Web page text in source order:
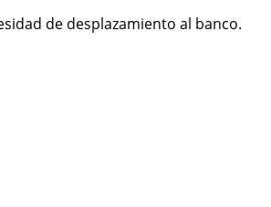
de desplazamiento al banco.